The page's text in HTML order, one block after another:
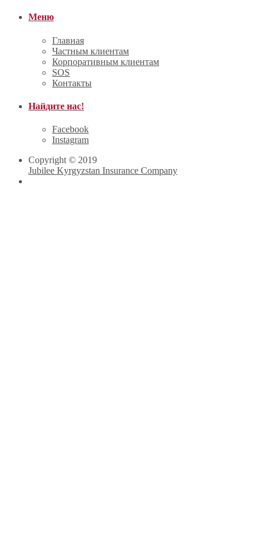
Меню
Главная
Частным клиентам
Корпоративным клиентам
SOS
Контакты
Найдите нас!
Facebook
Instagram
Copyright © 2019
Jubilee Kyrgyzstan Insurance Company